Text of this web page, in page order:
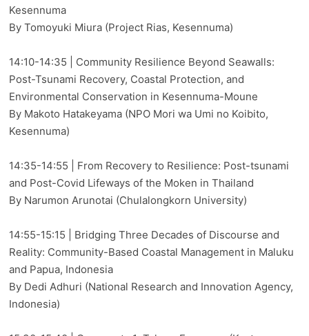
Kesennuma
By Tomoyuki Miura (Project Rias, Kesennuma)
14:10-14:35 | Community Resilience Beyond Seawalls:
Post-Tsunami Recovery, Coastal Protection, and
Environmental Conservation in Kesennuma-Moune
By Makoto Hatakeyama (NPO Mori wa Umi no Koibito,
Kesennuma)
14:35-14:55 | From Recovery to Resilience: Post-tsunami
and Post-Covid Lifeways of the Moken in Thailand
By Narumon Arunotai (Chulalongkorn University)
14:55-15:15 | Bridging Three Decades of Discourse and
Reality: Community-Based Coastal Management in Maluku
and Papua, Indonesia
By Dedi Adhuri (National Research and Innovation Agency,
Indonesia)